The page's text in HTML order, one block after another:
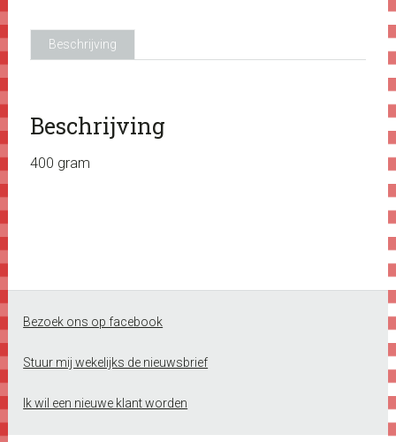
Beschrijving
Beschrijving
400 gram
Footer
Bezoek ons op facebook
Stuur mij wekelijks de nieuwsbrief
Ik wil een nieuwe klant worden